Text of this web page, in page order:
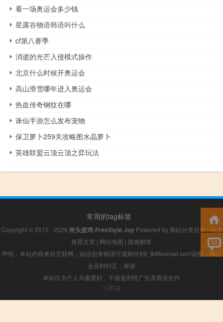
看一场奥运会多少钱
星露谷物语韩语叫什么
cf第八赛季
消逝的光芒入侵模式操作
北京什么时候开奥运会
高山滑雪哪年进入奥运会
热血传奇钢纹在哪
诛仙手游怎么发布宠物
保卫萝卜259关攻略图水晶萝卜
英雄联盟云顶云顶之弈玩法
常用的tag标签
Copyright © 2012 - 2026 街头篮球-FreeStyle Joy Powered by 网站分类目录 | 精选
推荐文章 | 网站地图 | 疑难解答
声明：本站内容来自互联网，如信息有错误可发邮件到f_fb#foxmail.com说明，我们
会及时纠正，谢谢
本站仅为个人兴趣爱好，不接盈利性广告及商业合作
小男孩